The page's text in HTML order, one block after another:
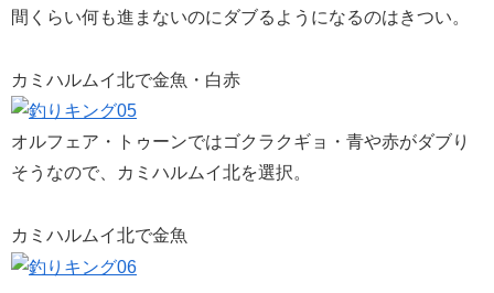
間くらい何も進まないのにダブるようになるのはきつい。
カミハルムイ北で金魚・白赤
オルフェア・トゥーンではゴクラクギョ・青や赤がダブり
そうなので、カミハルムイ北を選択。
カミハルムイ北で金魚